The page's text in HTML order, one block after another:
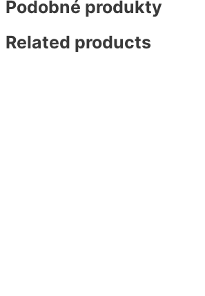
Podobné produkty
Related products